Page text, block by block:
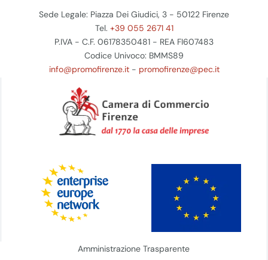
Sede Legale: Piazza Dei Giudici, 3 - 50122 Firenze
Tel. +39 055 2671 41
P.IVA - C.F. 06178350481 - REA FI607483
Codice Univoco: BMMS89
info@promofirenze.it- promofirenze@pec.it
Amministrazione Trasparente